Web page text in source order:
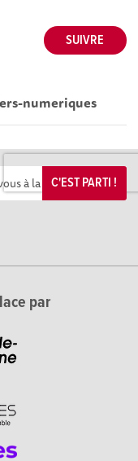
SUIVRE
numeriques
C'EST PARTI !
par